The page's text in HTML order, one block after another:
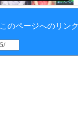
このページへのリンク